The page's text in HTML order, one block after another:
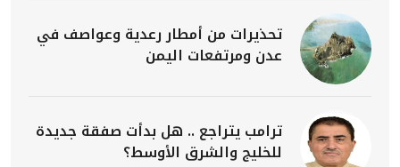
تحذيرات من أمطار رعدية وعواصف في
عدن ومرتفعات اليمن
ترامب يتراجع .. هل بدأت صفقة جديدة
للخليج والشرق الأوسط؟